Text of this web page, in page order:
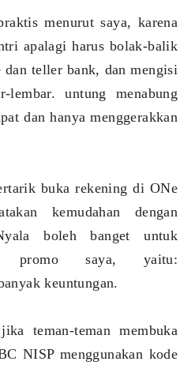
menurut saya, karena
apalagi harus bolak-balik
dan teller bank, dan mengisi
lembar. untung menabung
dan hanya menggerakkan
buka rekening di ONe
kemudahan dengan
boleh banget untuk
promo saya, yaitu:
keuntungan.
teman-teman membuka
NISP menggunakan kode